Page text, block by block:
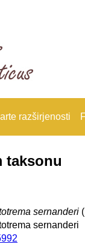
razširjenosti
taksonu
sernanderi
sernanderi